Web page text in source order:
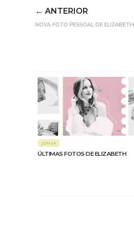
← ANTERIOR
NOVA FOTO PESSOAL DE ELIZABETH
JUN 24
ÚLTIMAS FOTOS DE ELIZABETH